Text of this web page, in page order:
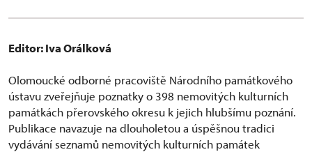
Editor: Iva Orálková
Olomoucké odborné pracoviště Národního památkového
ústavu zveřejňuje poznatky o 398 nemovitých kulturních
památkách přerovského okresu k jejich hlubšímu poznání.
Publikace navazuje na dlouholetou a úspěšnou tradici
vydávání seznamů nemovitých kulturních památek